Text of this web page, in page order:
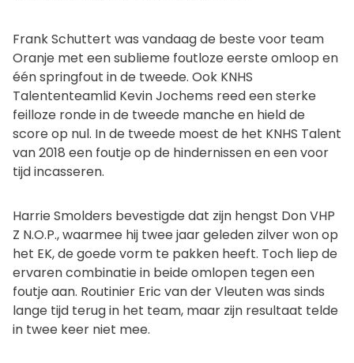
Frank Schuttert was vandaag de beste voor team
Oranje met een sublieme foutloze eerste omloop en
één springfout in de tweede. Ook KNHS
Talententeamlid Kevin Jochems reed een sterke
feilloze ronde in de tweede manche en hield de
score op nul. In de tweede moest de het KNHS Talent
van 2018 een foutje op de hindernissen en een voor
tijd incasseren.
Harrie Smolders bevestigde dat zijn hengst Don VHP
Z N.O.P., waarmee hij twee jaar geleden zilver won op
het EK, de goede vorm te pakken heeft. Toch liep de
ervaren combinatie in beide omlopen tegen een
foutje aan. Routinier Eric van der Vleuten was sinds
lange tijd terug in het team, maar zijn resultaat telde
in twee keer niet mee.